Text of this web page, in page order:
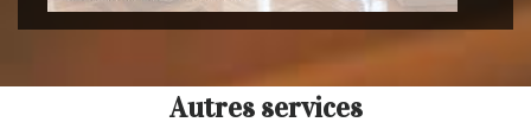
Autres services